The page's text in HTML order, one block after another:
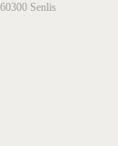
Senlis